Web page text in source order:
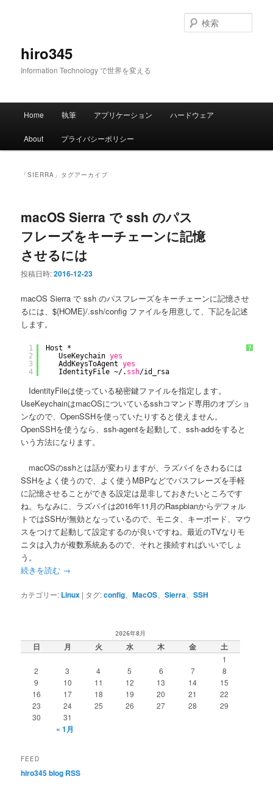
hiro345
Information Technology で世界を変える
索
メ
Home 執筆 アプリケーション ハードウェア
About プライバシーポリシー
「SIERRA 」タグアーカイブ
macOS Sierra で ssh のパス
フレーズをキーチェーンに記憶
させるには
投稿日時:2016-12-23
macOS Sierra で ssh のパスフレーズをキーチェーンに記憶させ
るには、${HOME}/.ssh/config ファイルを用意して、下記を記述
します。
?
1
2
3
4
Host *
UseKeychain yes
AddKeysToAgent yes
IdentityFile ~/. ssh/id_rsa
IdentityFileは使っている秘密鍵ファイルを指定します。
UseKeychainはmacOSについているsshコマンド専用のオプショ
ンなので、OpenSSHを使っていたりすると使えません。
OpenSSHを使うなら、ssh-agentを起動して、ssh-addをすると
いう方法になります。
macOSのsshとは話が変わりますが、ラズパイをさわるには
SSHをよく使うので、よく使うMBPなどでパスフレーズを手軽
に記憶させることができる設定は是非しておきたいところです
ね。ちなみに、ラズパイは2016年11月のRaspbianからデフォル
トではSSHが無効となっているので、モニタ、キーボード、マウ
スをつけて起動して設定するのが良いですね。最近のTVなりモ
ニタは入力が複数系統あるので、それと接続すればいいでしょ
う。
続きを読む →
カテゴリー: Linux | タグ:config 、MacOS 、Sierra 、SSH
2026年8月
日 月 火 水 木 金 土
1
2
3 4 5 6 7
8
9
10 11 12 13 14
15
16
17 18 19 20 21
22
23
24 25 26 27 28
29
30
31
« 1月
FEED
hiro345 blog RSS